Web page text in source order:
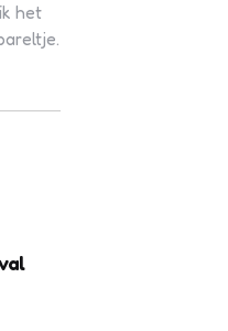
het